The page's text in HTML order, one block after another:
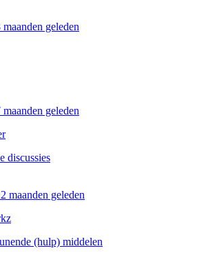
geleden
geleden
discussies
maanden geleden
(hulp) middelen